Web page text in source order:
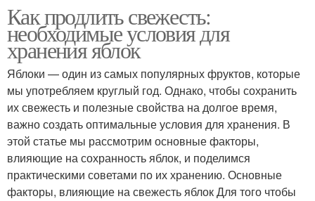
Как продлить свежесть:
необходимые условия для
хранения яблок
Яблоки — один из самых популярных фруктов, которые
мы употребляем круглый год. Однако, чтобы сохранить
их свежесть и полезные свойства на долгое время,
важно создать оптимальные условия для хранения. В
этой статье мы рассмотрим основные факторы,
влияющие на сохранность яблок, и поделимся
практическими советами по их хранению. Основные
факторы, влияющие на свежесть яблок Для того чтобы